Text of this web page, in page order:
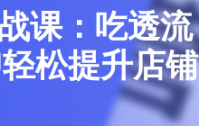
课：吃透流
松提升店铺